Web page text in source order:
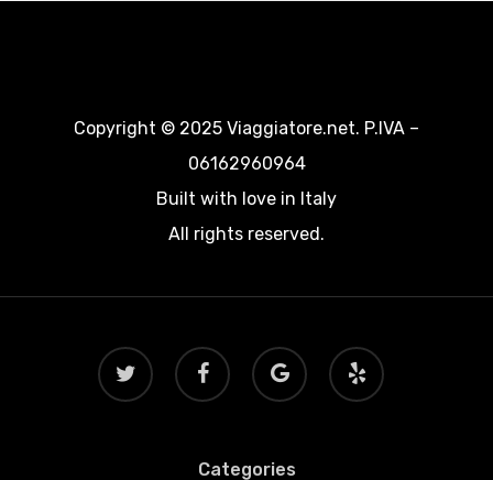
Copyright © 2025 Viaggiatore.net. P.IVA –
06162960964
Built with love in Italy
All rights reserved.
twitter facebook
google-
plus
yelp
Categories